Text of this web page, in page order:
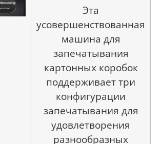
Эта
усовершенствованная
машина для
запечатывания
картонных коробок
поддерживает три
конфигурации
запечатывания для
удовлетворения
разнообразных